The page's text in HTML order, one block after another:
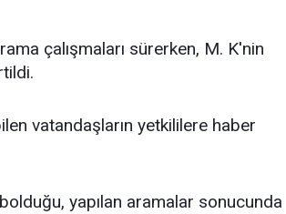
çalışmaları sürerken, M. K'nin
vatandaşların yetkililere haber
yapılan aramalar sonucunda